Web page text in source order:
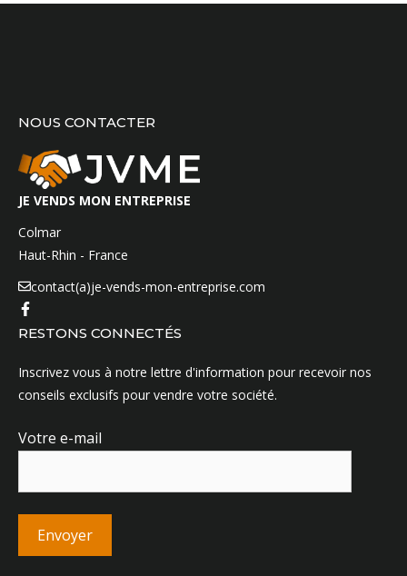
NOUS CONTACTER
JE VENDS MON ENTREPRISE
Colmar
Haut-Rhin - France
contact(a)je-vends-mon-entreprise.com
RESTONS CONNECTÉS
Inscrivez vous à notre lettre d'information pour recevoir nos
conseils exclusifs pour vendre votre société.
Votre e-mail